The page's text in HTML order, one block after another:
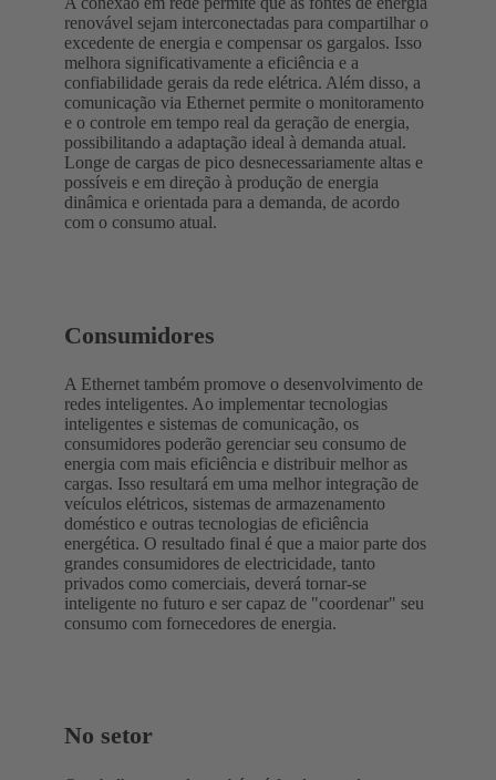
renovável sejam interconectadas para compartilhar o
excedente de energia e compensar os gargalos. Isso
melhora significativamente a eficiência e a
confiabilidade gerais da rede elétrica. Além disso, a
comunicação via Ethernet permite o monitoramento
e o controle em tempo real da geração de energia,
possibilitando a adaptação ideal à demanda atual.
Longe de cargas de pico desnecessariamente altas e
possíveis e em direção à produção de energia
dinâmica e orientada para a demanda, de acordo
com o consumo atual.
Consumidores
A Ethernet também promove o desenvolvimento de
redes inteligentes. Ao implementar tecnologias
inteligentes e sistemas de comunicação, os
consumidores poderão gerenciar seu consumo de
energia com mais eficiência e distribuir melhor as
cargas. Isso resultará em uma melhor integração de
veículos elétricos, sistemas de armazenamento
doméstico e outras tecnologias de eficiência
energética. O resultado final é que a maior parte dos
grandes consumidores de electricidade, tanto
privados como comerciais, deverá tornar-se
inteligente no futuro e ser capaz de "coordenar" seu
consumo com fornecedores de energia.
No setor